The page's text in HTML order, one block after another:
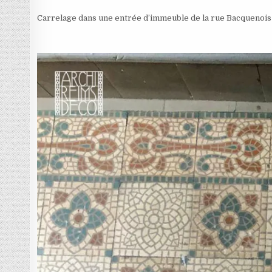
Carrelage dans une entrée d’immeuble de la rue Bacquenois